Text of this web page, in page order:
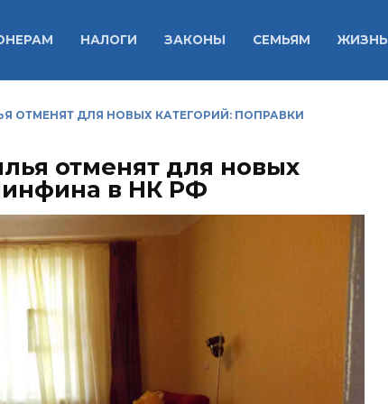
НАЛОГИ ЗАКОНЫ СЕМЬЯМ ЖИЗНЬ
ОТМЕНЯТ ДЛЯ НОВЫХ КАТЕГОРИЙ: ПОПРАВКИ
отменят для новых
в НК РФ